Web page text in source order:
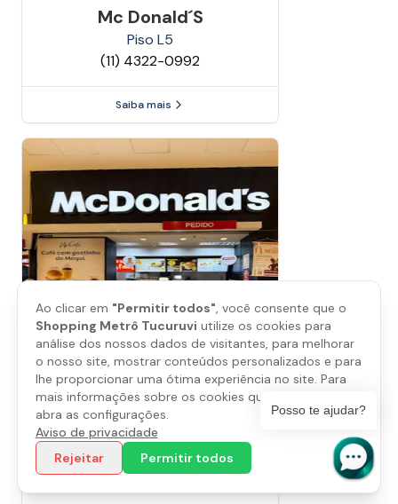
Ao clicar em "Permitir todos", você consente que o
Shopping Metrô Tucuruvi utilize os cookies para
análise dos nossos dados de visitantes, para melhorar
o nosso site, mostrar conteúdos personalizados e para
lhe proporcionar uma ótima experiência no site. Para
mais informações sobre os cookies que utilizamos,
abra as configurações.
Aviso de privacidade
Rejeitar
Permitir todos
Mc Donald´s
Piso L5
(11) 4322-0992
Saiba mais
Mc Donald´s
PisoL1
(11) 4322-0991
Posso te ajudar?